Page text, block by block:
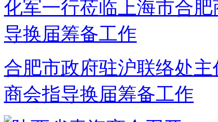
合肥市政府驻沪联络处
商会指导换届筹备工作